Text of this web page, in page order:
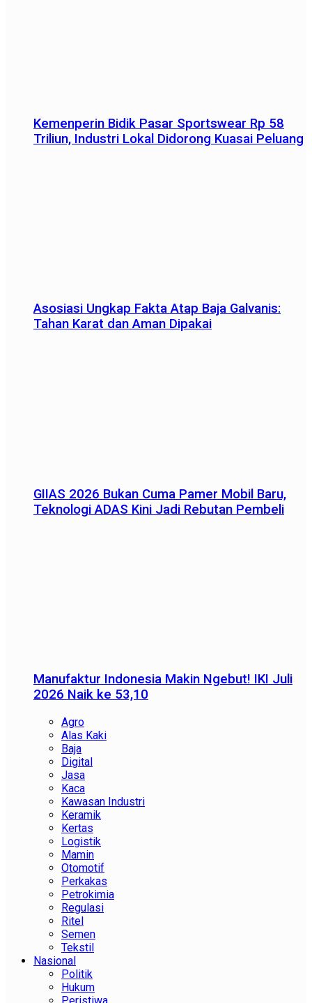
Kemenperin Bidik Pasar Sportswear Rp 58
Triliun, Industri Lokal Didorong Kuasai Peluang
Asosiasi Ungkap Fakta Atap Baja Galvanis:
Tahan Karat dan Aman Dipakai
GIIAS 2026 Bukan Cuma Pamer Mobil Baru,
Teknologi ADAS Kini Jadi Rebutan Pembeli
Manufaktur Indonesia Makin Ngebut! IKI Juli
2026 Naik ke 53,10
Agro
Alas Kaki
Baja
Digital
Jasa
Kaca
Kawasan Industri
Keramik
Kertas
Logistik
Mamin
Otomotif
Perkakas
Petrokimia
Regulasi
Ritel
Semen
Tekstil
Nasional
Politik
Hukum